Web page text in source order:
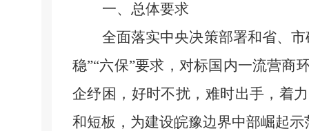
一、总体要求
全面落实中央决策部署和省、
稳”“六保”要求，对标国内一流营商
企纾困，好时不扰，难时出手，着
和短板，为建设皖豫边界中部崛起